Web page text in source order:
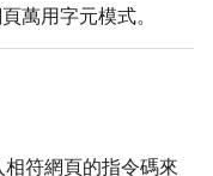
萬用字元模式。
符網頁的指令碼來